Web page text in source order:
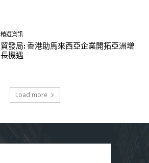
精選資訊
貿發局: 香港助馬來西亞企業開拓亞洲增
長機遇
Load more